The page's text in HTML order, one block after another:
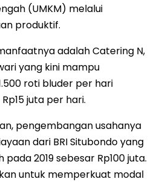
(UMKM) melalui
produktif.
adalah Catering N,
yang kini mampu
roti bluder per hari
juta per hari.
pengembangan usahanya
dari BRI Situbondo yang
2019 sebesar Rp100 juta.
untuk memperkuat modal